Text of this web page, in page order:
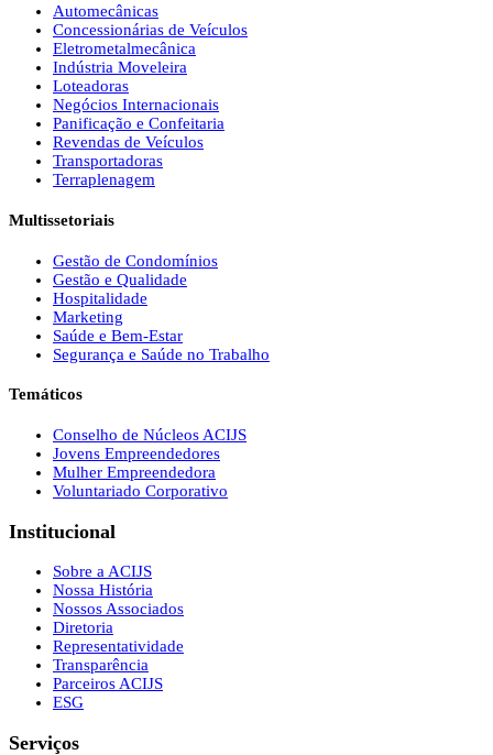
Automecânicas
Concessionárias de Veículos
Eletrometalmecânica
Indústria Moveleira
Loteadoras
Negócios Internacionais
Panificação e Confeitaria
Revendas de Veículos
Transportadoras
Terraplenagem
Multissetoriais
Gestão de Condomínios
Gestão e Qualidade
Hospitalidade
Marketing
Saúde e Bem-Estar
Segurança e Saúde no Trabalho
Temáticos
Conselho de Núcleos ACIJS
Jovens Empreendedores
Mulher Empreendedora
Voluntariado Corporativo
Institucional
Sobre a ACIJS
Nossa História
Nossos Associados
Diretoria
Representatividade
Transparência
Parceiros ACIJS
ESG
Serviços